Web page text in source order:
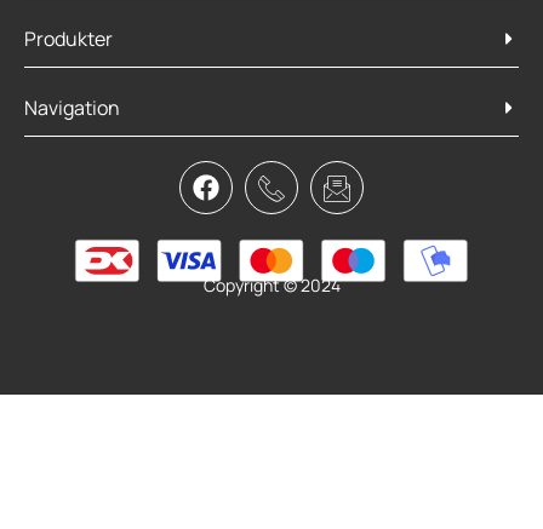
Atran Velo X Kurv
349,95 kr.289,95kr.
Tilføj til kurv
Produkter
Navigation
Copyright © 2024